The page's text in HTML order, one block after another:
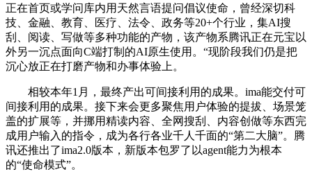
正在首页或学问库内用天然言语提问倡议使命，曾经深切科
技、金融、教育、医疗、法令、政务等20+个行业，集AI搜
刮、阅读、写做等多种功能的产物，该产物系腾讯正在元宝以
外另一沉点面向C端打制的AI原生使用。“现阶段我们仍是把
沉心放正在打磨产物和办事体验上。
相较本年1月，最终产出可间接利用的成果。ima能交付可
间接利用的成果。接下来会更多聚焦用户体验的提拔、场景笼
盖的扩展等，并挪用精读内容、全网搜刮、内容创做等东西完
成用户输入的指令，成为各行各业千人千面的“第二大脑”。腾
讯还推出了ima2.0版本，新版本包罗了以agent能力为根本
的“使命模式”。